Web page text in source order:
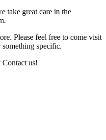
take great care in the
Please feel free to come visit
specific.
us!